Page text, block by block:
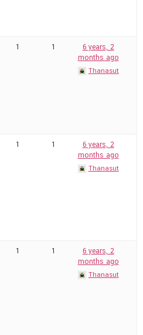
1 1
6 years, 2
months ago
Thanasut
1 1
6 years, 2
months ago
Thanasut
1 1
6 years, 2
months ago
Thanasut